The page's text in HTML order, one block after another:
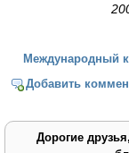
Международный
Добавить
Дорогие